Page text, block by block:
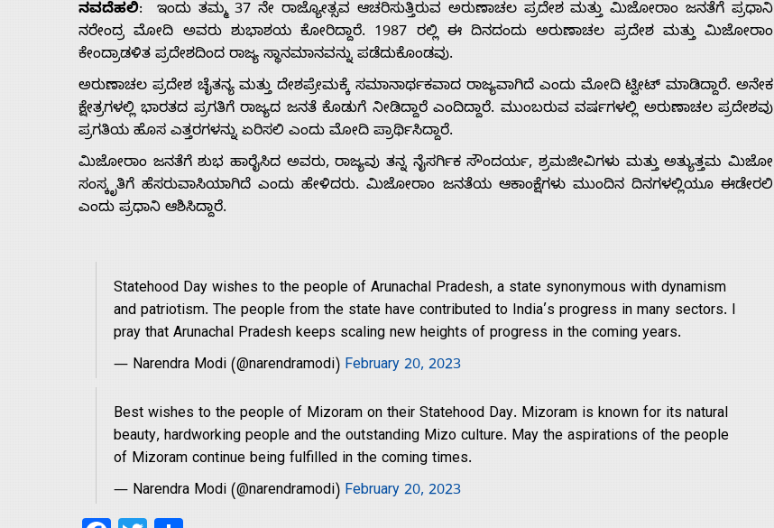
Advertise
Contact
ನವದೆಹಲಿ: ಇಂದು ತಮ್ಮ 37 ನೇ ರಾಜ್ಯೋತ್ಸವ ಆಚರಿಸುತ್ತಿರುವ ಅರುಣಾಚಲ ಪ್ರದೇಶ ಮತ್ತು ಮಿಜೋರಾಂ ಜನತೆಗೆ ಪ್ರಧಾನಿ
ನರೇಂದ್ರ ಮೋದಿ ಅವರು ಶುಭಾಶಯ ಕೋರಿದ್ದಾರೆ. 1987 ರಲ್ಲಿ ಈ ದಿನದಂದು ಅರುಣಾಚಲ ಪ್ರದೇಶ ಮತ್ತು ಮಿಜೋರಾಂ
ಕೇಂದ್ರಾಡಳಿತ ಪ್ರದೇಶದಿಂದ ರಾಜ್ಯ ಸ್ಥಾನಮಾನವನ್ನು ಪಡೆದುಕೊಂಡವು.
ಅರುಣಾಚಲ ಪ್ರದೇಶ ಚೈತನ್ಯ ಮತ್ತು ದೇಶಪ್ರೇಮಕ್ಕೆ ಸಮಾನಾರ್ಥಕವಾದ ರಾಜ್ಯವಾಗಿದೆ ಎಂದು ಮೋದಿ ಟ್ವೀಟ್ ಮಾಡಿದ್ದಾರೆ. ಅನೇಕ
ಕ್ಷೇತ್ರಗಳಲ್ಲಿ ಭಾರತದ ಪ್ರಗತಿಗೆ ರಾಜ್ಯದ ಜನತೆ ಕೊಡುಗೆ ನೀಡಿದ್ದಾರೆ ಎಂದಿದ್ದಾರೆ. ಮುಂಬರುವ ವರ್ಷಗಳಲ್ಲಿ ಅರುಣಾಚಲ ಪ್ರದೇಶವು
ಪ್ರಗತಿಯ ಹೊಸ ಎತ್ತರಗಳನ್ನು ಏರಿಸಲಿ ಎಂದು ಮೋದಿ ಪ್ರಾರ್ಥಿಸಿದ್ದಾರೆ.
ಮಿಜೋರಾಂ ಜನತೆಗೆ ಶುಭ ಹಾರೈಸಿದ ಅವರು, ರಾಜ್ಯವು ತನ್ನ ನೈಸರ್ಗಿಕ ಸೌಂದರ್ಯ, ಶ್ರಮಜೀವಿಗಳು ಮತ್ತು ಅತ್ಯುತ್ತಮ ಮಿಜೋ
ಸಂಸ್ಕೃತಿಗೆ ಹೆಸರುವಾಸಿಯಾಗಿದೆ ಎಂದು ಹೇಳಿದರು. ಮಿಜೋರಾಂ ಜನತೆಯ ಆಕಾಂಕ್ಷೆಗಳು ಮುಂದಿನ ದಿನಗಳಲ್ಲಿಯೂ ಈಡೇರಲಿ
ಎಂದು ಪ್ರಧಾನಿ ಆಶಿಸಿದ್ದಾರೆ.
Statehood Day wishes to the people of Arunachal Pradesh, a state synonymous with dynamism
and patriotism. The people from the state have contributed to India’s progress in many sectors. I
pray that Arunachal Pradesh keeps scaling new heights of progress in the coming years.
— Narendra Modi (@narendramodi) February 20, 2023
Best wishes to the people of Mizoram on their Statehood Day. Mizoram is known for its natural
beauty, hardworking people and the outstanding Mizo culture. May the aspirations of the people
of Mizoram continue being fulfilled in the coming times.
— Narendra Modi (@narendramodi) February 20, 2023